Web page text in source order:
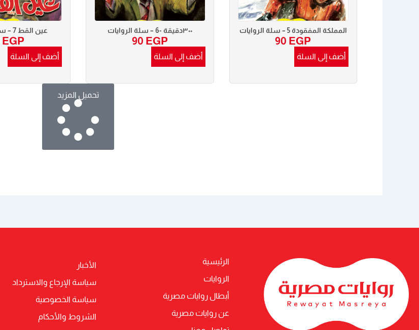
المملكة المفقودة 5 – سلة الروايات
90 EGP
أضف إلى السلة
٣٠٠دقيقة -6 – سلة الروايات
90 EGP
أضف إلى السلة
عين القط 7 – سلة الروايات
EGP
أضف إلى السلة
تحميل المزيد
الرئيسية
الروايات
أبطال روايات مصرية
عن روايات مصرية
الأخبار
سياسة الإرجاع والاسترداد
سياسة الخصوصية
الشروط والأحكام